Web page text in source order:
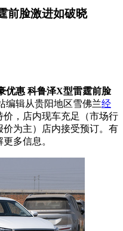
前脸激进如破晓
优惠 科鲁泽X型雷霆前脸
编辑从贵阳地区雪佛兰经
价，店内现车充足（市场行
为主）店内接受预订。有
多信息。